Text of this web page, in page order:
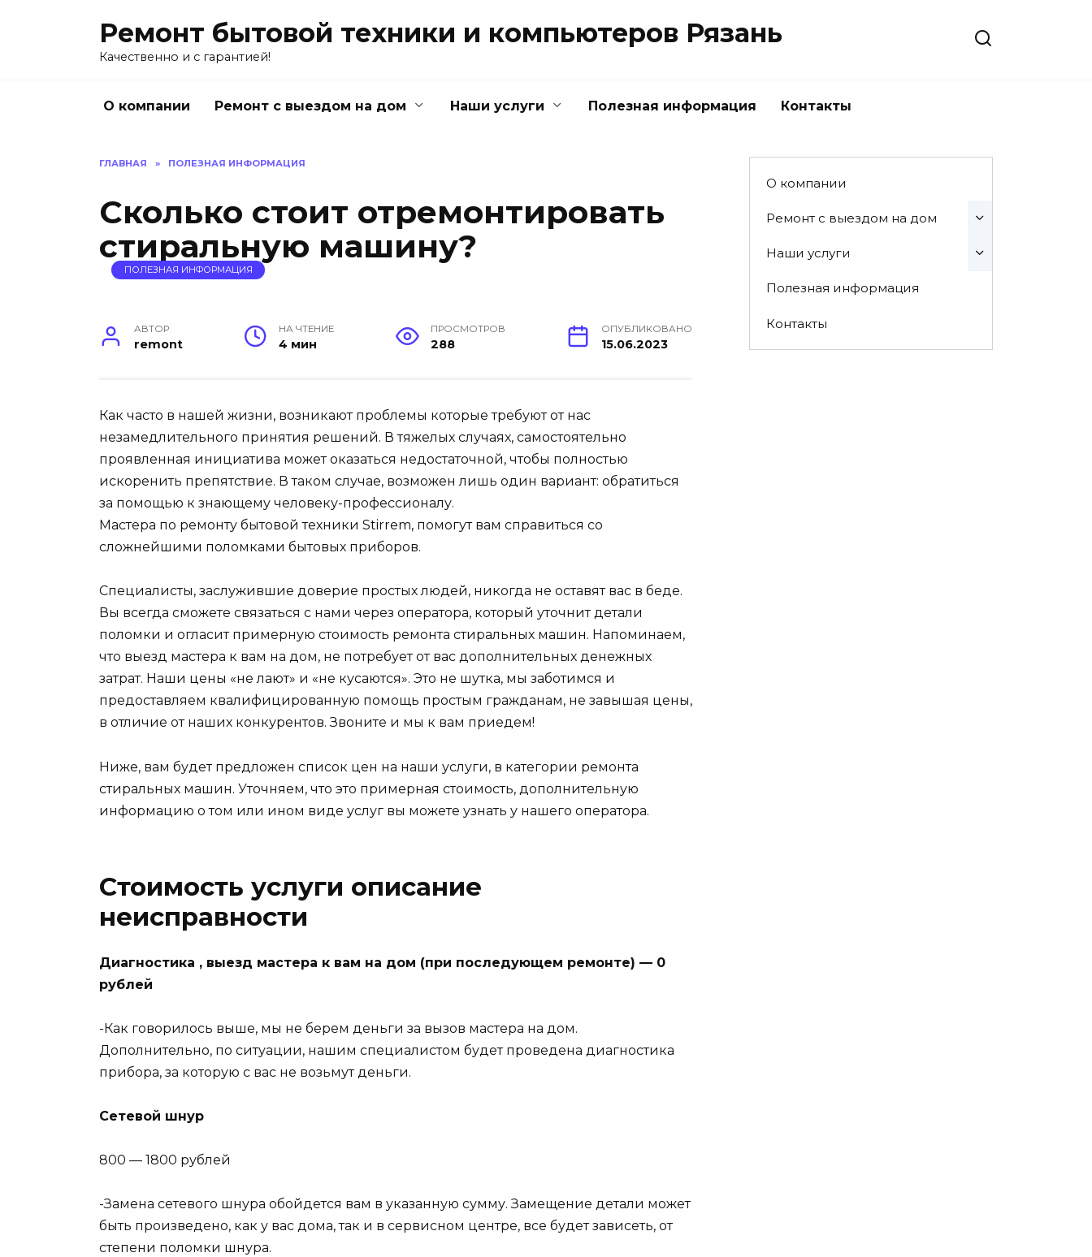
Ремонт бытовой техники и компьютеров Рязань
Качественно и с гарантией!
О компании Ремонт с выездом на дом Наши услуги Полезная информация Контакты
ГЛАВНАЯ » ПОЛЕЗНАЯ ИНФОРМАЦИЯ
Сколько стоит отремонтировать
стиральную машину?
ПОЛЕЗНАЯ ИНФОРМАЦИЯ
АВТОР
remont
НА ЧТЕНИЕ
4 мин
ПРОСМОТРОВ
288
ОПУБЛИКОВАНО
15.06.2023
Как часто в нашей жизни, возникают проблемы которые требуют от нас
незамедлительного принятия решений. В тяжелых случаях, самостоятельно
проявленная инициатива может оказаться недостаточной, чтобы полностью
искоренить препятствие. В таком случае, возможен лишь один вариант: обратиться
за помощью к знающему человеку-профессионалу.
Мастера по ремонту бытовой техники Stirrem, помогут вам справиться со
сложнейшими поломками бытовых приборов.
Специалисты, заслужившие доверие простых людей, никогда не оставят вас в беде.
Вы всегда сможете связаться с нами через оператора, который уточнит детали
поломки и огласит примерную стоимость ремонта стиральных машин. Напоминаем,
что выезд мастера к вам на дом, не потребует от вас дополнительных денежных
затрат. Наши цены «не лают» и «не кусаются». Это не шутка, мы заботимся и
предоставляем квалифицированную помощь простым гражданам, не завышая цены,
в отличие от наших конкурентов. Звоните и мы к вам приедем!
Ниже, вам будет предложен список цен на наши услуги, в категории ремонта
стиральных машин. Уточняем, что это примерная стоимость, дополнительную
информацию о том или ином виде услуг вы можете узнать у нашего оператора.
Стоимость услуги описание
неисправности
Диагностика , выезд мастера к вам на дом (при последующем ремонте) — 0
рублей
-Как говорилось выше, мы не берем деньги за вызов мастера на дом.
Дополнительно, по ситуации, нашим специалистом будет проведена диагностика
прибора, за которую с вас не возьмут деньги.
Сетевой шнур
800 — 1800 рублей
-Замена сетевого шнура обойдется вам в указанную сумму. Замещение детали может
быть произведено, как у вас дома, так и в сервисном центре, все будет зависеть, от
степени поломки шнура.
О компании
Ремонт с выездом на дом
Наши услуги
Полезная информация
Контакты